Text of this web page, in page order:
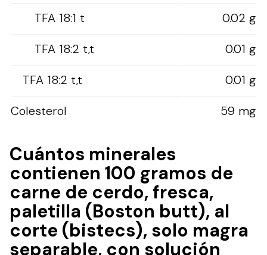
TFA 18:1 t
0.02 g
TFA 18:2 t,t
0.01 g
TFA 18:2 t,t
0.01 g
Colesterol
59 mg
Cuántos minerales
contienen 100 gramos de
carne de cerdo, fresca,
paletilla (Boston butt), al
corte (bistecs), solo magra
separable, con solución